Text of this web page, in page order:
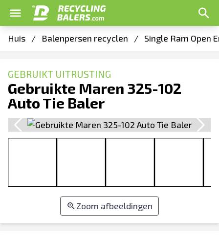
Huis / Balenpersen recyclen / Single Ram Open
GEBRUIKT UITRUSTING
Gebruikte Maren 325-102
Auto Tie Baler
Zoom afbeeldingen